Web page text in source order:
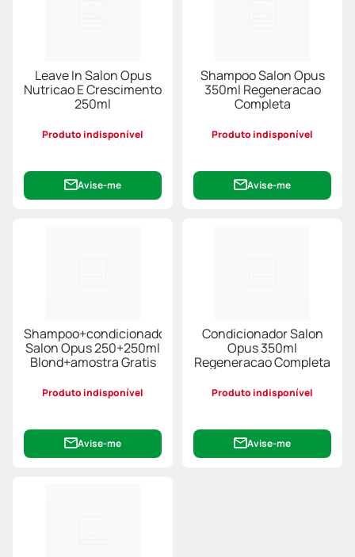
Leave In Salon Opus
Nutricao E Crescimento
250ml
Produto indisponível
Avise-me
Shampoo Salon Opus
350ml Regeneracao
Completa
Produto indisponível
Avise-me
Shampoo+condicionador
Salon Opus 250+250ml
Blond+amostra Gratis
Produto indisponível
Avise-me
Condicionador Salon
Opus 350ml
Regeneracao Completa
Produto indisponível
Avise-me